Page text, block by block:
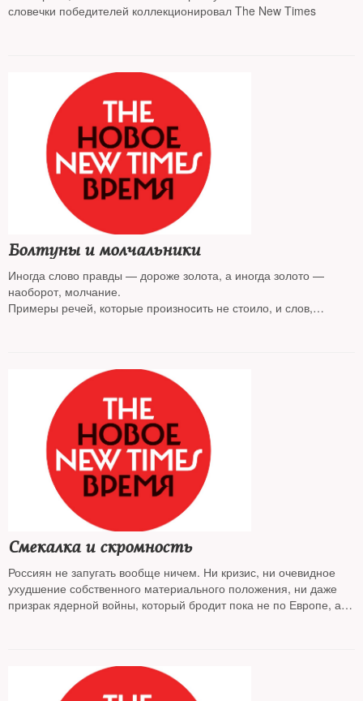
словечки победителей коллекционировал The New Times
Болтуны и молчальники
Иногда слово правды — дороже золота, а иногда золото —
наоборот, молчание.
Примеры речей, которые произносить не стоило, и слов,
Смекалка и скромность
Россиян не запугать вообще ничем. Ни кризис, ни очевидное
ухудшение собственного материального положения, ни даже
призрак ядерной войны, который бродит пока не по Европе, а
другого хватает, коллекционировал The New Times